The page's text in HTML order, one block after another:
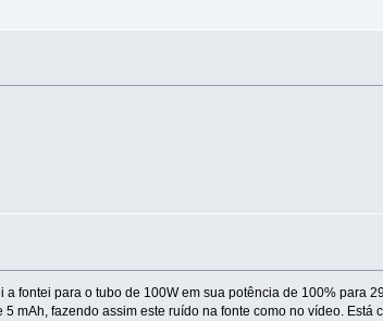
fontei para o tubo de 100W em sua potência de 100% para
mAh, fazendo assim este ruído na fonte como no vídeo. Está